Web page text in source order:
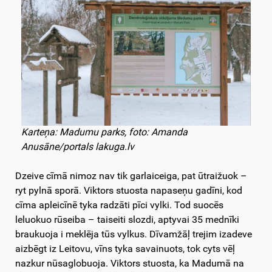
Karteņa: Madumu parks, foto: Amanda
Anusāne/portals lakuga.lv
Dzeive cīmā nimoz nav tik garlaiceiga, pat ūtraižuok –
ryt pylnā sporā. Viktors stuosta napaseņu gadīni, kod
cīma apleicīnē tyka radzāti pīci vylki. Tod suocēs
leluokuo rūseiba – taiseiti slozdi, aptyvai 35 mednīki
braukuoja i meklēja tūs vylkus. Dīvamžāļ trejim izadeve
aizbēgt iz Leitovu, vīns tyka savainuots, tok cyts vēļ
nazkur nūsaglobuoja. Viktors stuosta, ka Madumā na